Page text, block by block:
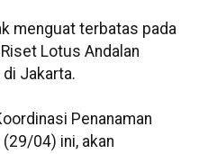
menguat terbatas pada
Lotus Andalan
Jakarta.
Penanaman
04) ini, akan